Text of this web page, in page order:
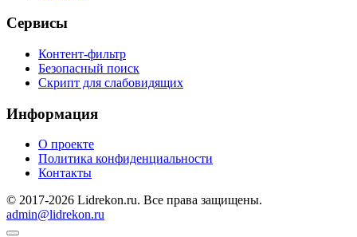
Сервисы
Контент-фильтр
Безопасный поиск
Скрипт для слабовидящих
Информация
О проекте
Политика конфиденциальности
Контакты
© 2017-2026 Lidrekon.ru. Все права защищены.
admin@lidrekon.ru